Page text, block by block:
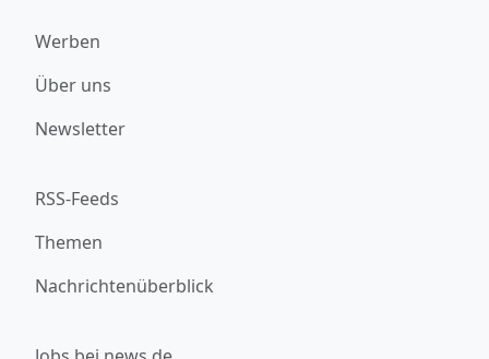
Werben
Über uns
Newsletter
RSS-Feeds
Themen
Nachrichtenüberblick